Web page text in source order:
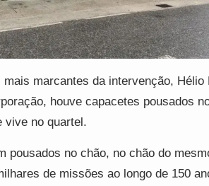
mais marcantes da intervenção, Hélio
houve capacetes pousados
vive no quartel.
pousados no chão, no chão do
de missões ao longo de 150